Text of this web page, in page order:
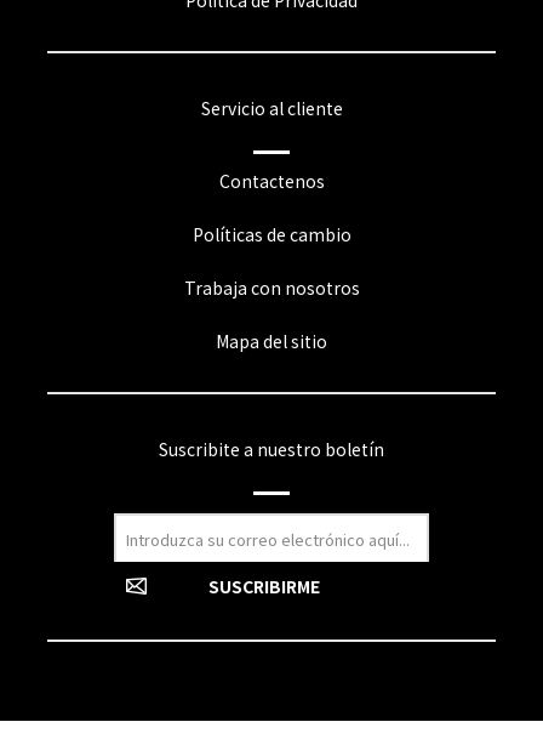
Servicio al cliente
Contactenos
Políticas de cambio
Trabaja con nosotros
Mapa del sitio
Suscribite a nuestro boletín